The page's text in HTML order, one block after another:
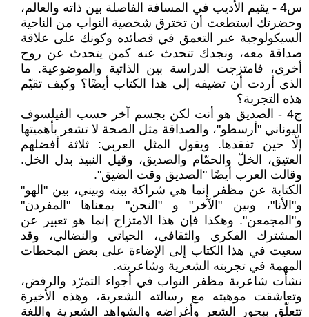
س4 - يقيم الأديب في المسافة الفاصلة بين ذاته والعالم،
وحضرتك استطعت أن تخترق شخصية النواب من الناحية
السيكولوجية عبر التعمق في قصائده وكونك على علاقة
صداقة معه، ونجدك تتحدث عنه كمن يتحدث عن روح
أخرى، فامتزجت الدراسة بين الذاتية والموضوعية. ما
الذي أردت أن تضيفه إلى هذا الكتاب أيضًا؟ وكيف تقيّم
هذه التجربة؟
ج4 - الصديق هو أنت لكن بجسم آخر حسب الفيلسوف
اليوناني "أرسطو"، والصداقة مثل الصحة لا تشعر بأهميتها
إلّا حين تفقدها. ويقول المثل العربي: ثلاثة أفضلهم
العتيق، الخلّ والحمّام والصديق، وقيل النبيذ بدل الخل.
وقالت العرب أيضًا "الصديق وقت الضيق".
الكتابة عن مظفر إنما هي شراكة بينه وبيني، بين "الهو"
و"الأنا"، وبين "الآخر" و "النحن" بمعناها "المفردن"
و"المجمعن". وهكذا فإن هذا الامتزاج إنما هو تعبير عن
المشترك الفكري والثقافي، الحياتي والنضالي، وقد
سعيت في هذا الكتاب إلى الإضاءة على بعض المحطات
المهمة في تجربته الشعرية وشاعريته.
نشأت شاعرية مظفر النواب في أجواء التمرّد والرفض،
وتعاشقت موهبته مع رسالته الشعرية، وهذه الأخيرة
تتعلّق ببحور الشعر وأغراضه والشواهد الشعرية واللغة